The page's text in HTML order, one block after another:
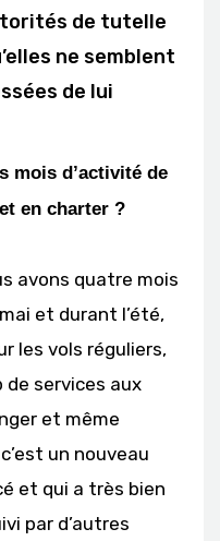
de tutelle
ne semblent
de lui
mois d’activité de
en charter ?
avons quatre mois
et durant l’été,
les vols réguliers,
de services aux
et même
un nouveau
et qui a très bien
par d’autres